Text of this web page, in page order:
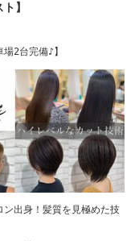
】
2台完備♪】
ン出身！髪質を見極めた技